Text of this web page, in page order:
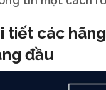
tiết các
đầu